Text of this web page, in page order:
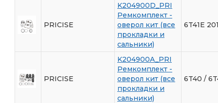
PRICISE
K204900D_PRI
Ремкомплект -
оверол кит (все
прокладки и
сальники)
6T41E
PRICISE
K204900A_PRI
Ремкомплект -
оверол кит (все
прокладки и
сальники)
6T40 /